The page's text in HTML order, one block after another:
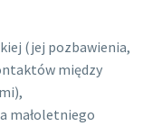
(jej pozbawienia,
między
małoletniego